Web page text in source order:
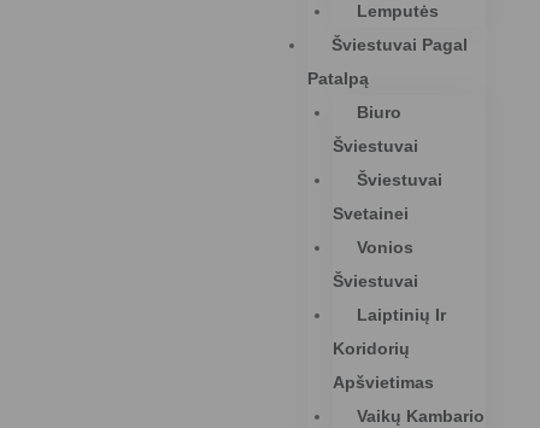
Lemputės
Šviestuvai Pagal
Patalpą
Biuro
Šviestuvai
Šviestuvai
Svetainei
Vonios
Šviestuvai
Laiptinių Ir
Koridorių
Apšvietimas
Vaikų Kambario